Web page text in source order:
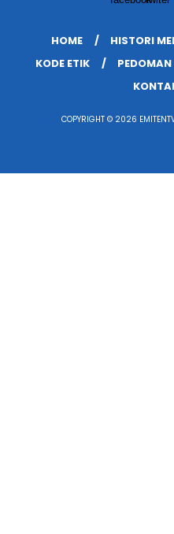
HOME HISTORI
KODE ETIK
COPYRIGHT © 2026